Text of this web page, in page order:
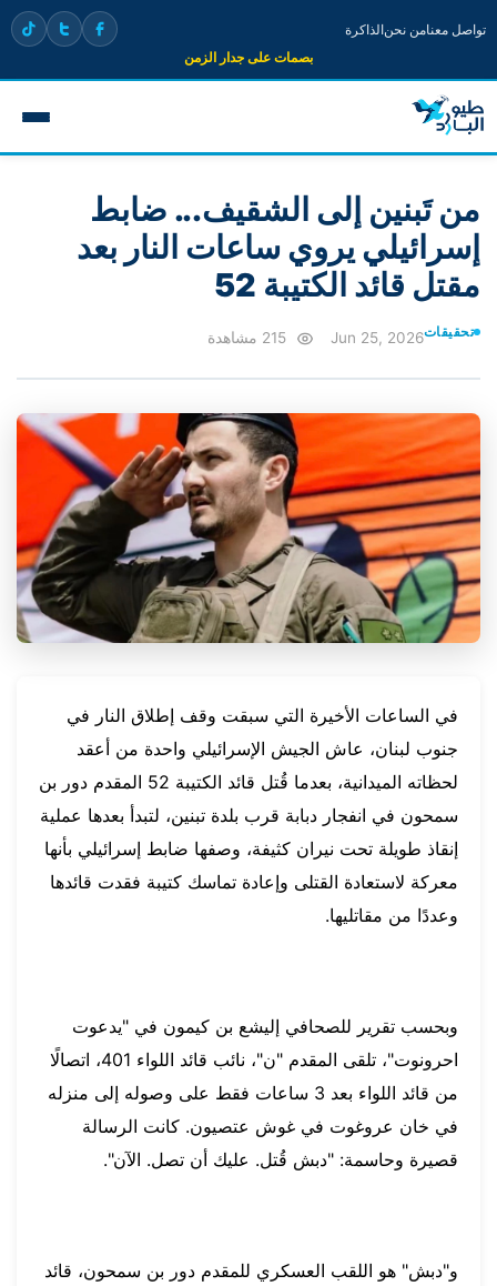
تواصل معنامن نحنالذاكرة
بصمات على جدار الزمن
من تَبنين إلى الشقيف... ضابط
إسرائيلي يروي ساعات النار بعد
مقتل قائد الكتيبة 52
تحقيقاتJun 25, 2026 215 مشاهدة
في الساعات الأخيرة التي سبقت وقف إطلاق النار في
جنوب لبنان، عاش الجيش الإسرائيلي واحدة من أعقد
لحظاته الميدانية، بعدما قُتل قائد الكتيبة 52 المقدم دور بن
سمحون في انفجار دبابة قرب بلدة تبنين، لتبدأ بعدها عملية
إنقاذ طويلة تحت نيران كثيفة، وصفها ضابط إسرائيلي بأنها
معركة لاستعادة القتلى وإعادة تماسك كتيبة فقدت قائدها
وعددًا من مقاتليها.
وبحسب تقرير للصحافي إليشع بن كيمون في "يدعوت
احرونوت"، تلقى المقدم "ن"، نائب قائد اللواء 401، اتصالًا
من قائد اللواء بعد 3 ساعات فقط على وصوله إلى منزله
في خان عروغوت في غوش عتصيون. كانت الرسالة
قصيرة وحاسمة: "دبش قُتل. عليك أن تصل. الآن".
و"دبش" هو اللقب العسكري للمقدم دور بن سمحون، قائد